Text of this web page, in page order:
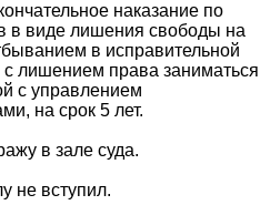
наказание по
в виде лишения свободы на
в исправительной
лишением права заниматься
с управлением
на срок 5 лет.
в зале суда.
не вступил.